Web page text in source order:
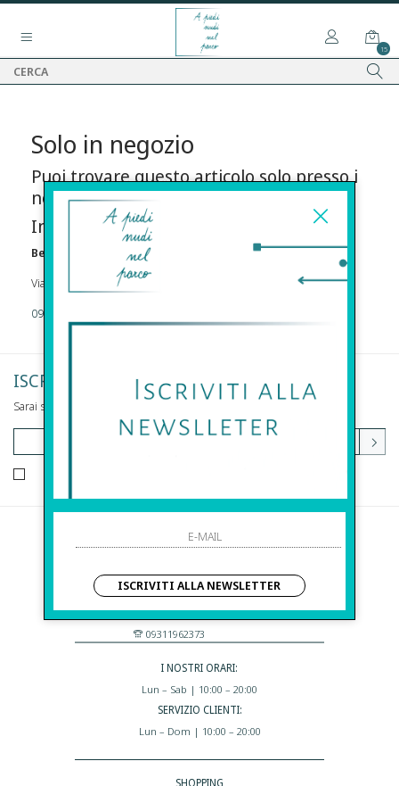
15
Solo in negozio
Puoi trovare questo articolo solo presso i
nostri punti vendita:
Info contatti
Before s.r.l.s.
Via Della Maestranza , 23 96100 Siracusa
09311962373
ISCRIVITI ALLA NEWSLETTER
Sarai sempre aggiornato su offerte e promozioni.
Before S.r.l.s.
Via Della Maestranza , 23
96100 Siracusa - Italia
Eshop@apiedinudinelparcoboutique.com
09311962373
I NOSTRI ORARI:
Lun – Sab | 10:00 – 20:00
SERVIZIO CLIENTI:
Lun – Dom | 10:00 – 20:00
SHOPPING
ISCRIVITI ALLA NEWSLETTER